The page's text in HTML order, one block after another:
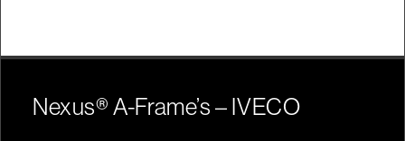
Nexus® A-Frame’s – IVECO